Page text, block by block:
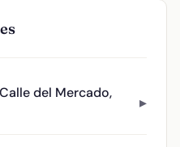
del Mercado,